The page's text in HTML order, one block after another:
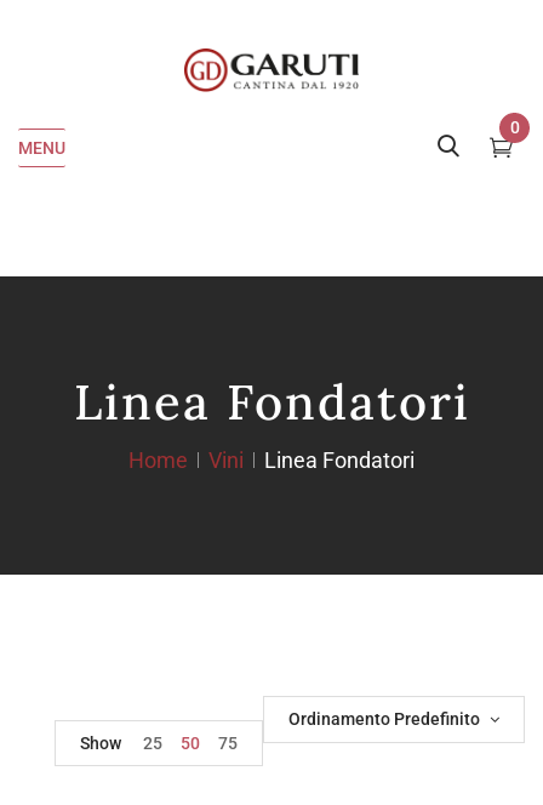
MENU
0
Linea Fondatori
Home Vini Linea Fondatori
Ordinamento Predefinito
Show
25 50 75